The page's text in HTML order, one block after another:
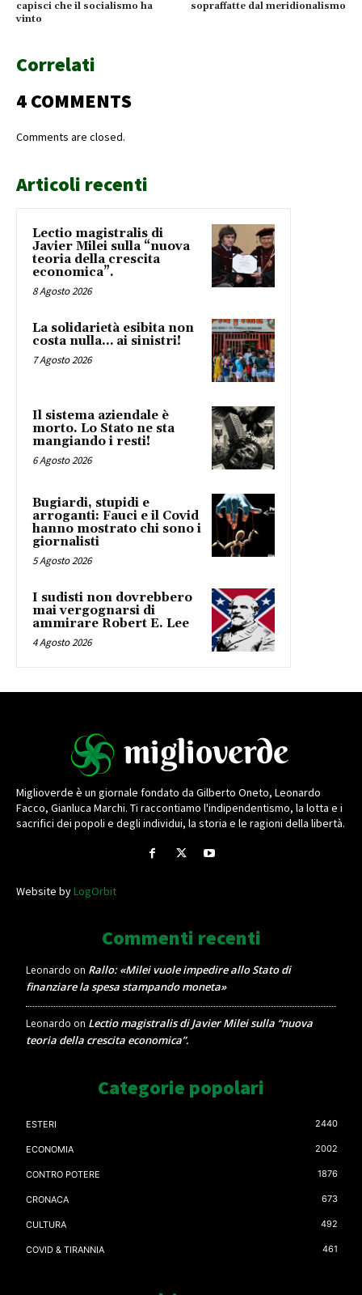
capisci che il socialismo ha
vinto
sopraffatte dal meridionalismo
Correlati
4 COMMENTS
Comments are closed.
Articoli recenti
Lectio magistralis di
Javier Milei sulla “nuova
teoria della crescita
economica”.
8 Agosto 2026
La solidarietà esibita non
costa nulla… ai sinistri!
7 Agosto 2026
Il sistema aziendale è
morto. Lo Stato ne sta
mangiando i resti!
6 Agosto 2026
Bugiardi, stupidi e
arroganti: Fauci e il Covid
hanno mostrato chi sono i
giornalisti
5 Agosto 2026
I sudisti non dovrebbero
mai vergognarsi di
ammirare Robert E. Lee
4 Agosto 2026
Miglioverde è un giornale fondato da Gilberto Oneto, Leonardo
Facco, Gianluca Marchi. Ti raccontiamo l'indipendentismo, la lotta e i
sacrifici dei popoli e degli individui, la storia e le ragioni della libertà.
Website byLogOrbit
Commenti recenti
Leonardo on Rallo: «Milei vuole impedire allo Stato di
finanziare la spesa stampando moneta»
Leonardo on Lectio magistralis di Javier Milei sulla “nuova
teoria della crescita economica”.
Categorie popolari
ESTERI 2440
ECONOMIA 2002
CONTRO POTERE 1876
CRONACA 673
CULTURA 492
COVID & TIRANNIA 461